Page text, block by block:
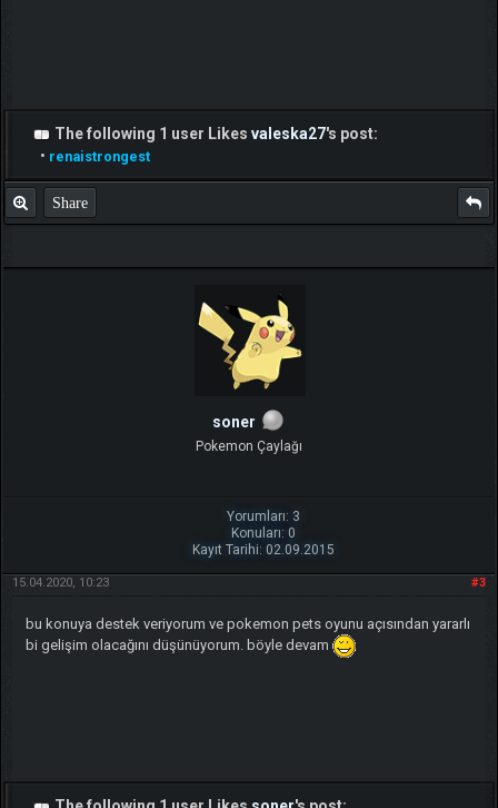
The following 1 user Likes valeska27's post:
• renaistrongest
Share
soner
Pokemon Çaylağı
Yorumları: 3
Konuları: 0
Kayıt Tarihi: 02.09.2015
#3
15.04.2020, 10:23
bu konuya destek veriyorum ve pokemon pets oyunu açısından yararlı
bi gelişim olacağını düşünüyorum. böyle devam